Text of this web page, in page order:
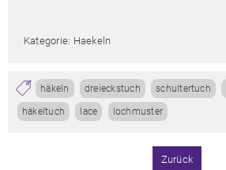
Kategorie: Haekeln
häkeln dreieckstuch schultertuch
häkeltuch lace lochmuster
Zurück